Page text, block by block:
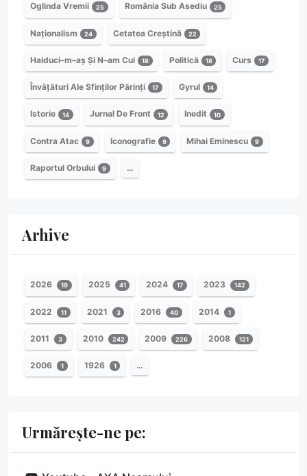
Oglinda Vremii 25 România Sub Asediu 25
Naționalism 24 Cetatea Creștină 22
Haiduci–m–aș Și N–am Cui 18 Politică 18 Curs 17
Învățături Ale Sfinților Părinți 17 Gyrul 14
Istorie 14 Jurnal De Front 12 Inedit 10
Contra Atac 9 Iconografie 9 Mihai Eminescu 9
Raportul Orbului 9 …
Arhive
2026 19 2025 41 2024 17 2023 142
2022 11 2021 3 2016 40 2014 1
2011 3 2010 242 2009 226 2008 121
2006 1 1926 1 …
Urmărește-ne pe: